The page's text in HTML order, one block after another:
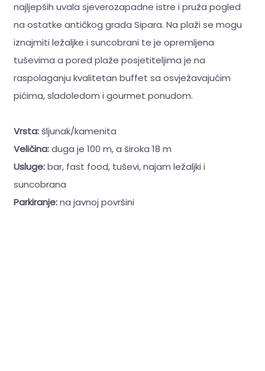
najljepših uvala sjeverozapadne istre i pruža pogled
na ostatke antičkog grada Sipara. Na plaži se mogu
iznajmiti ležaljke i suncobrani te je opremljena
tuševima a pored plaže posjetiteljima je na
raspolaganju kvalitetan buffet sa osvježavajućim
pićima, sladoledom i gourmet ponudom.
Vrsta:šljunak/kamenita
Veličina:duga je 100 m, a široka 18 m
Usluge:bar, fast food, tuševi, najam ležaljki i
suncobrana
Parkiranje:na javnoj površini